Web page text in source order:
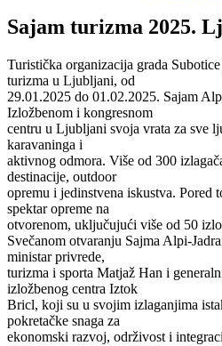
Sajam turizma 2025.
Turistička organizacija grada
turizma u Ljubljani, od
29.01.2025 do 01.02.2025. Sajam
Izložbenom i kongresnom
centru u Ljubljani svoja vrata za sve
karavaninga i
aktivnog odmora. Više od 300
destinacije, outdoor
opremu i jedinstvena iskustva. Pored
spektar opreme na
otvorenom, uključujući više od 50
Svečanom otvaranju Sajma Alpi-
ministar privrede,
turizma i sporta Matjaž Han i
izložbenog centra Iztok
Bricl, koji su u svojim izlaganjima
pokretačke snaga za
ekonomski razvoj, održivost i